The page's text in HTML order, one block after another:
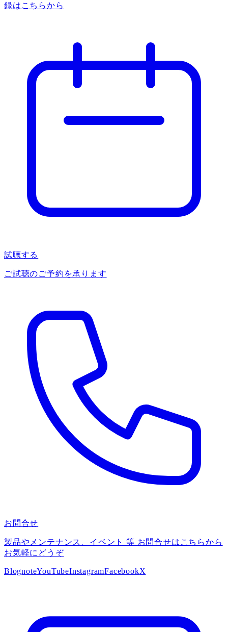
録はこちらから
試聴する
ご試聴のご予約を承ります
お問合せ
製品やメンテナンス、イベント 等 お問合せはこちらから
お気軽にどうぞ
BlognoteYouTubeInstagramFacebookX